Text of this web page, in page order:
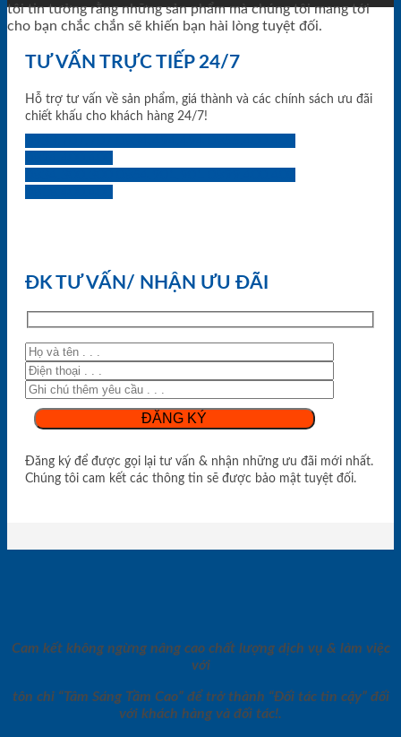
tôi tin tưởng rằng những sản phẩm mà chúng tôi mang tới
cho bạn chắc chắn sẽ khiến bạn hài lòng tuyệt đối.
TƯ VẤN TRỰC TIẾP 24/7
Hỗ trợ tư vấn về sản phẩm, giá thành và các chính sách ưu đãi
chiết khấu cho khách hàng 24/7!
ĐK TƯ VẤN/ NHẬN ƯU ĐÃI
Đăng ký để được gọi lại tư vấn & nhận những ưu đãi mới nhất.
Chúng tôi cam kết các thông tin sẽ được bảo mật tuyệt đối.
Cam kết không ngừng nâng cao chất lượng dịch vụ & làm việc
với
tôn chỉ “Tâm Sáng Tầm Cao” để trở thành “Đối tác tin cậy” đối
với khách hàng và đối tác!.